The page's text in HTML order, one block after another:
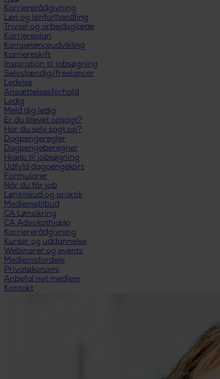
Karriererådgivning
Løn og lønforhandling
Trivsel og arbejdsglæde
Karriereplan
Kompetenceudvikling
Karriereskift
Inspiration til jobsøgning
Selvstændig/freelancer
Ledelse
Ansættelsesforhold
Ledig
Meld dig ledig
Er du blevet opsagt?
Har du selv sagt op?
Dagpengeregler
Dagpengeberegner
Hjælp til jobsøgning
Udfyld dagpengekort
Formularer
Når du får job
Løntilskud og praktik
Medlemstilbud
CA Lønsikring
CA Advokathjælp
Karriererådgivning
Kurser og uddannelse
Webinarer og events
Medlemsfordele
Privatøkonomi
Anbefal nyt medlem
Kontakt